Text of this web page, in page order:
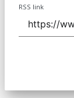
RSS link